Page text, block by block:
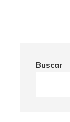
Buscar